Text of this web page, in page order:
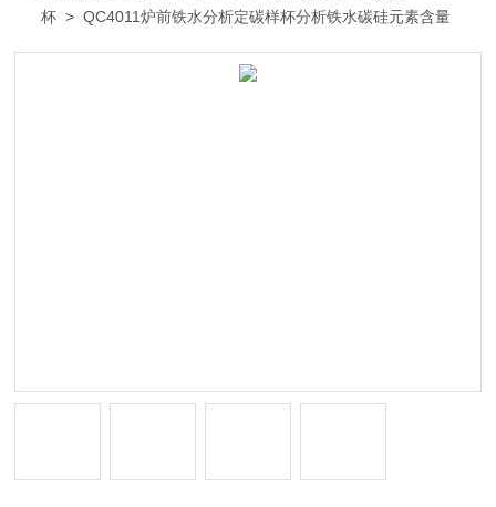
杯 > QC4011炉前铁水分析定碳样杯分析铁水碳硅元素含量